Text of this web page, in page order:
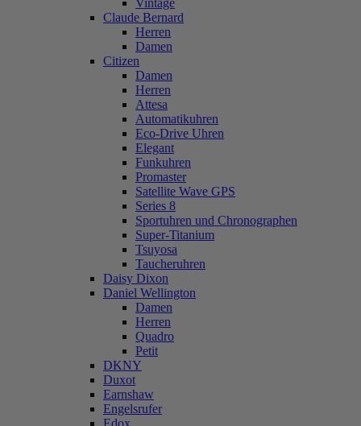
Vintage
Claude Bernard
Herren
Damen
Citizen
Damen
Herren
Attesa
Automatikuhren
Eco-Drive Uhren
Elegant
Funkuhren
Promaster
Satellite Wave GPS
Series 8
Sportuhren und Chronographen
Super-Titanium
Tsuyosa
Taucheruhren
Daisy Dixon
Daniel Wellington
Damen
Herren
Quadro
Petit
DKNY
Duxot
Earnshaw
Engelsrufer
Edox